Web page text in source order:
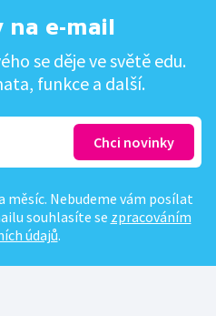
na e-mail
se děje ve světě edu.
funkce a další.
měsíc. Nebudeme vám posílat
souhlasíte se zpracováním
údajů.